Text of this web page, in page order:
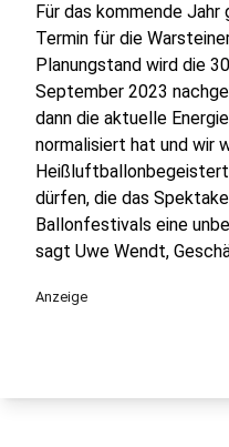
Für das kommende
Termin für die
Planungstand wird die
September 2023
dann die aktuelle
normalisiert hat und wir
dürfen, die das
Ballonfestivals eine
sagt Uwe Wendt,
Anzeige